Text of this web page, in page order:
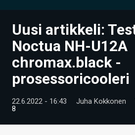
UUTISET
ARTIKKELIT
VIDEOT
TECHBBS
Uusi artikkeli:
Noctua NH-U12A
chromax.black -
prosessoricooleri
22.6.2022 - 16:43 Juha Kokkonen
8